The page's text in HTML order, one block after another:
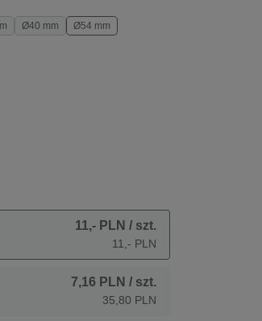
Ø40 mm Ø54 mm
11,- PLN / szt.
11,- PLN
7,16 PLN / szt.
35,80 PLN